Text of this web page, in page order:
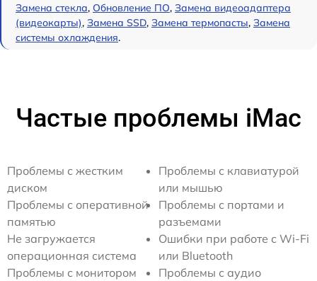
Замена стекла, Обновление ПО, Замена видеоадаптера
(видеокарты), Замена SSD, Замена термопасты, Замена
системы охлаждения.
Частые проблемы iMac
Проблемы с жестким
диском
Проблемы с оперативной
памятью
Не загружается
операционная система
Проблемы с монитором
Проблемы с клавиатурой
или мышью
Проблемы с портами и
разъемами
Ошибки при работе с Wi-Fi
или Bluetooth
Проблемы с аудио